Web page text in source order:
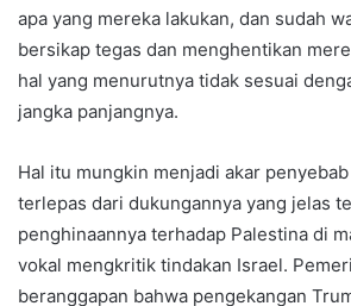
apa yang mereka lakukan, dan sudah
bersikap tegas dan menghentikan
hal yang menurutnya tidak sesuai
jangka panjangnya.
Hal itu mungkin menjadi akar
terlepas dari dukungannya yang jelas
penghinaannya terhadap Palestina di
vokal mengkritik tindakan Israel.
beranggapan bahwa pengekangan